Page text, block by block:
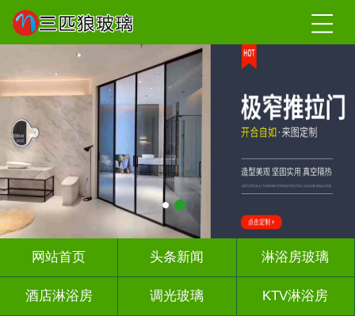
网站首页 头条新闻 淋浴房玻璃
酒店淋浴房 调光玻璃 KTV淋浴房